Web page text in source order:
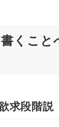
くこと
求段階説